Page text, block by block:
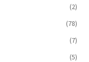
(2)
(78)
(7)
(5)